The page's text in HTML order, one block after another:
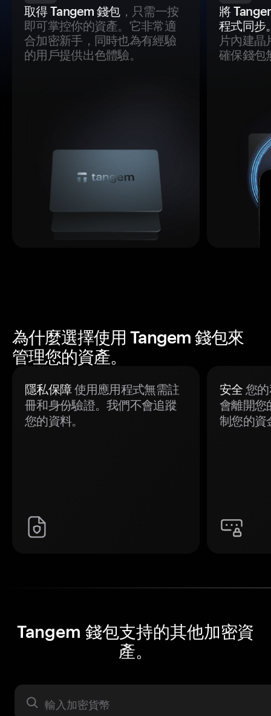
取得 Tangem 錢包，只需一按
即可掌控你的資產。它非常適
合加密新手，同時也為有經驗
的用戶提供出色體驗。
將
程式同步
片內建晶
確保錢包
為什麼選擇使用 Tangem 錢包來
管理您的資產。
隱私保障使用應用程式無需註
冊和身份驗證。我們不會追蹤
您的資料。
安全 您
會離開您
制您的資
Tangem 錢包支持的其他加密資
產。
資產